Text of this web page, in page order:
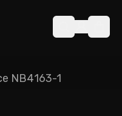
NB4163-1